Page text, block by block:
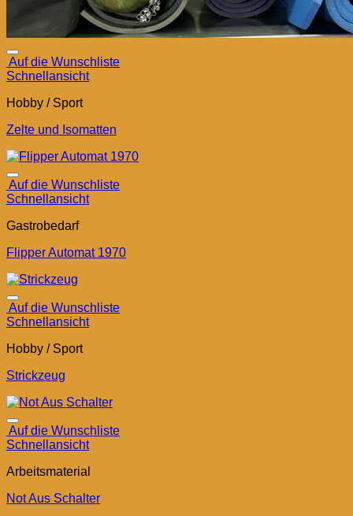
Auf die Wunschliste
Schnellansicht
Hobby / Sport
Zelte und Isomatten
Auf die Wunschliste
Schnellansicht
Gastrobedarf
Flipper Automat 1970
Auf die Wunschliste
Schnellansicht
Hobby / Sport
Strickzeug
Auf die Wunschliste
Schnellansicht
Arbeitsmaterial
Not Aus Schalter